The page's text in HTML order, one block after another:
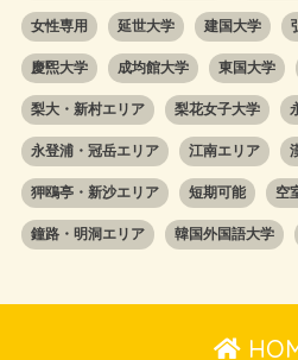
女性専用 延世大学 建国大学
慶煕大学 成均館大学 東国大学
梨大・新村エリア 梨花女子大学
永登浦・冠岳エリア 江南エリア
狎鴎亭・新沙エリア 短期可能 空
鐘路・明洞エリア 韓国外国語大学